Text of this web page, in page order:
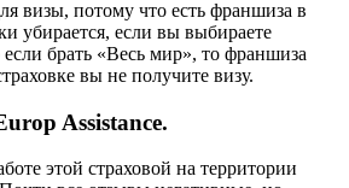
визы, потому что есть франшиза в
убирается, если вы выбираете
брать «Весь мир», то франшиза
вы не получите визу.
Assistance.
этой страховой на территории